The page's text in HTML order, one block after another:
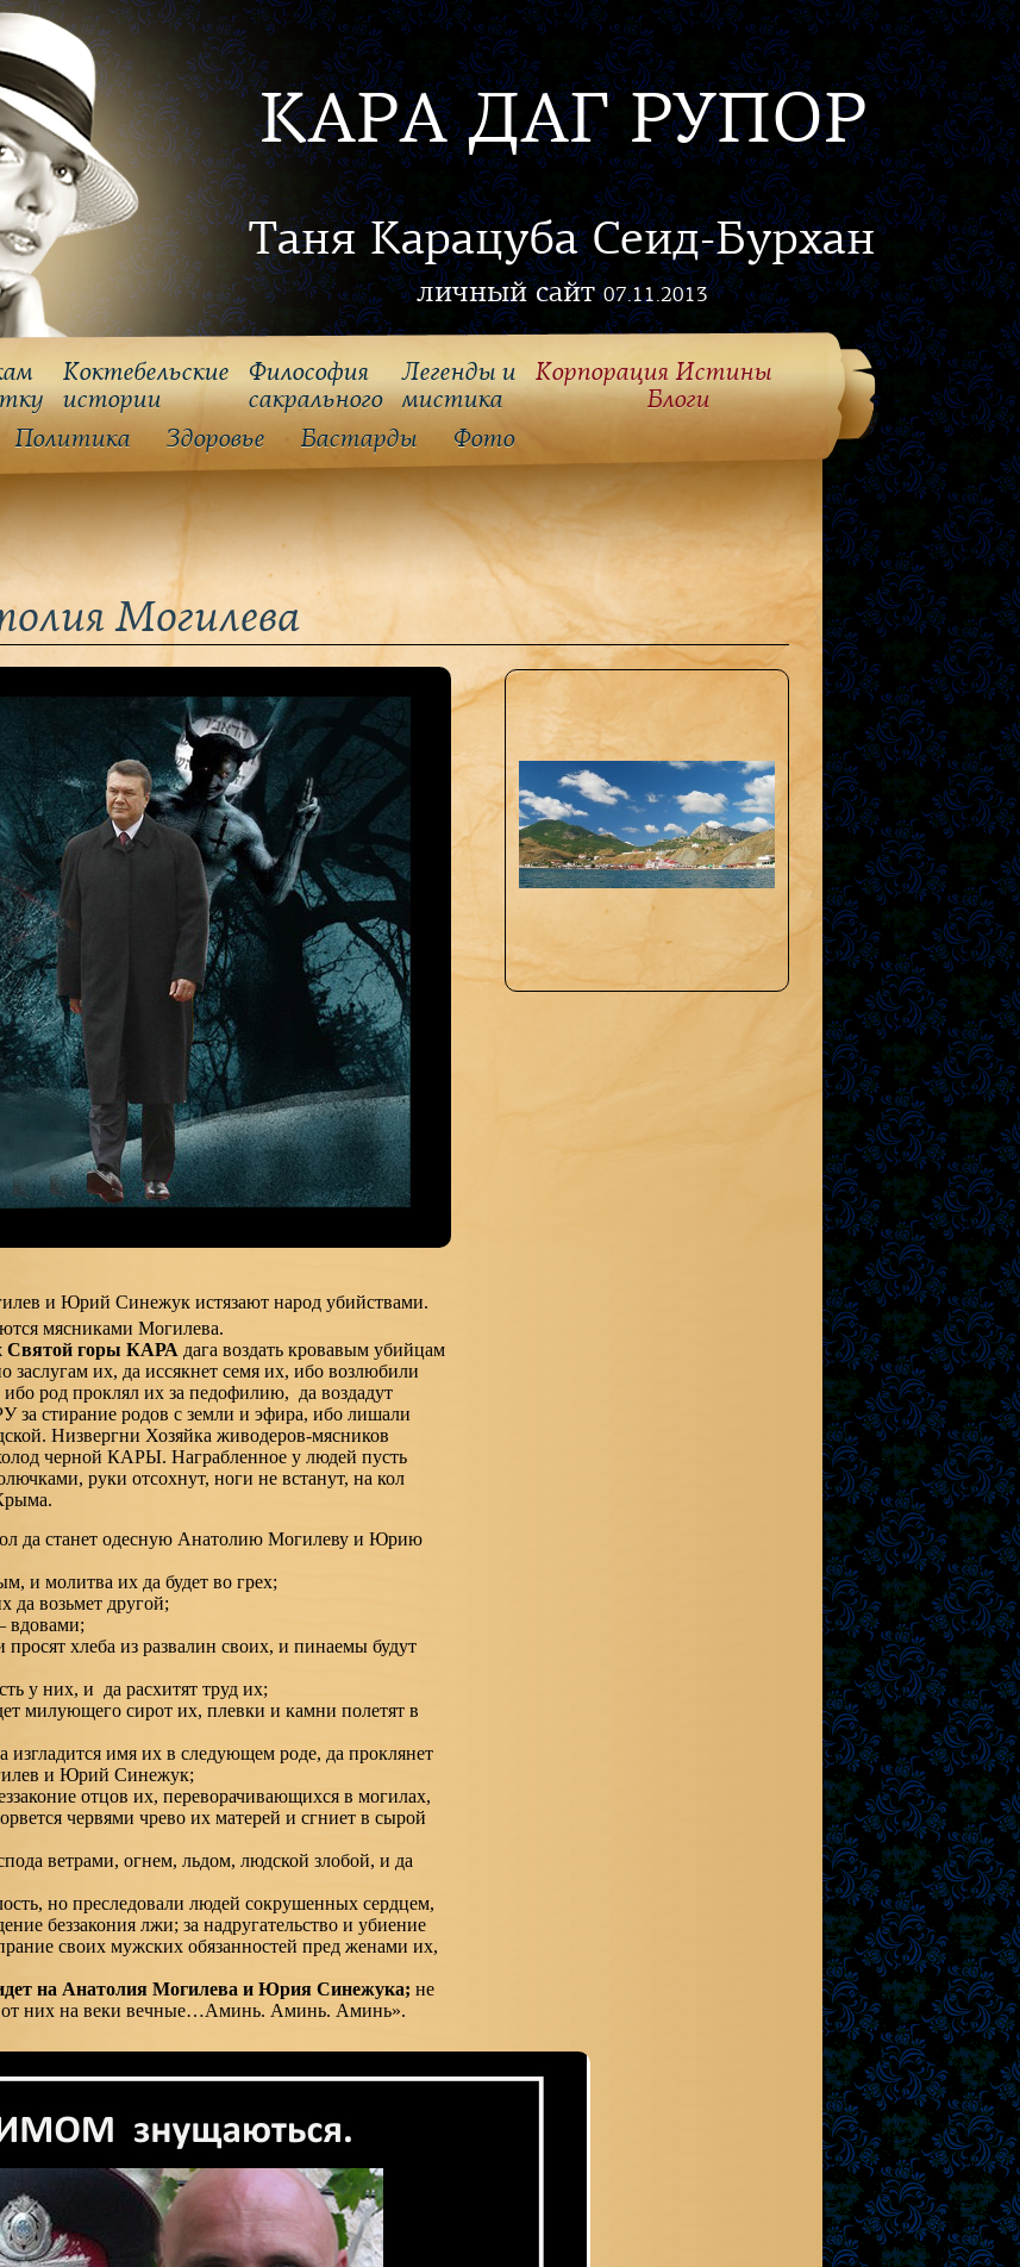
КАРА ДАГ РУПОР
Таня Карацуба Сеид-Бурхан
личный сайт07.11.2013
Коктебельские
истории
Философия
cакрального
Легенды и
мистика
Корпорация Истины
Блоги
Политика Здоровье Бастарды Фото
Могилева
и Юрий Синежук истязают народ убийствами.
мясниками Могилева.
Святой горы КАРА дага воздать кровавым убийцам
их, да иссякнет семя их, ибо возлюбили
род проклял их за педофилию, да воздадут
за стирание родов с земли и эфира, ибо лишали
Низвергни Хозяйка живодеров-мясников
черной КАРЫ. Награбленное у людей пусть
руки отсохнут, ноги не встанут, на кол
да станет одесную Анатолию Могилеву и Юрию
и молитва их да будет во грех;
да возьмет другой;
вдовами;
хлеба из развалин своих, и пинаемы будут
у них, и да расхитят труд их;
милующего сирот их, плевки и камни полетят в
изгладится имя их в следующем роде, да проклянет
и Юрий Синежук;
отцов их, переворачивающихся в могилах,
червями чрево их матерей и сгниет в сырой
ветрами, огнем, льдом, людской злобой, и да
но преследовали людей сокрушенных сердцем,
беззакония лжи; за надругательство и убиение
своих мужских обязанностей пред женами их,
на Анатолия Могилева и Юрия Синежука; не
от них на веки вечные…Аминь. Аминь. Аминь».